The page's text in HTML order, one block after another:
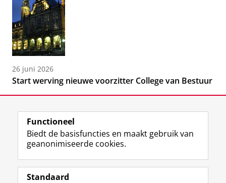
26 juni 2026
Start werving nieuwe voorzitter College van Bestuur
Volg de RUG
F
a
L
i
R
S
I
n
Y
o
Functioneel
Biedt de basisfuncties en maakt gebruik van
geanonimiseerde cookies.
Standaard